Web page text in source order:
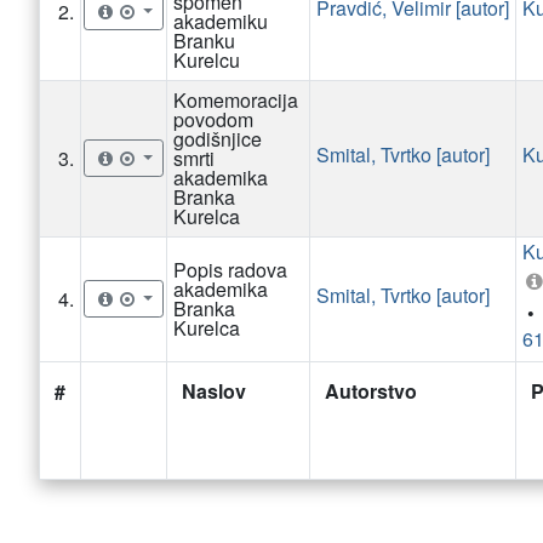
# Naslov Autorstvo
2. akademiku
Branku
Kurelcu
Pravdić, Velimir [autor]
3.
Komemoracija
povodom
godišnjice
smrti
akademika
Branka
Kurelca
Smital, Tvrtko [autor]
4.
Popis radova
akademika
Branka
Kurelca
Smital, Tvrtko [autor]
•